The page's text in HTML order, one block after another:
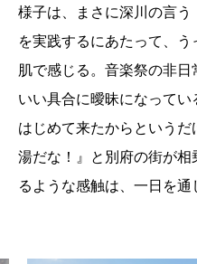
様子は、まさに深川の言
を実践するにあたって、
肌で感じる。音楽祭の非
いい具合に曖昧になって
はじめて来たからという
湯だな！』と別府の街が
るような感触は、一日を通